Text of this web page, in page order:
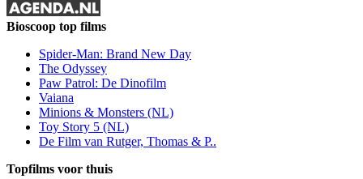
Bioscoop top films
Spider-Man: Brand New Day
The Odyssey
Paw Patrol: De Dinofilm
Vaiana
Minions & Monsters (NL)
Toy Story 5 (NL)
De Film van Rutger, Thomas & P..
Topfilms voor thuis